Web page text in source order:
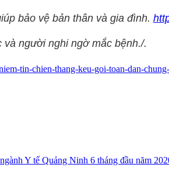
bảo vệ bản thân và gia đình.
người nghi ngờ mắc bệnh./.
tin-chien-thang-keu-goi-toan-dan-
Y tế Quảng Ninh 6 tháng đầu năm